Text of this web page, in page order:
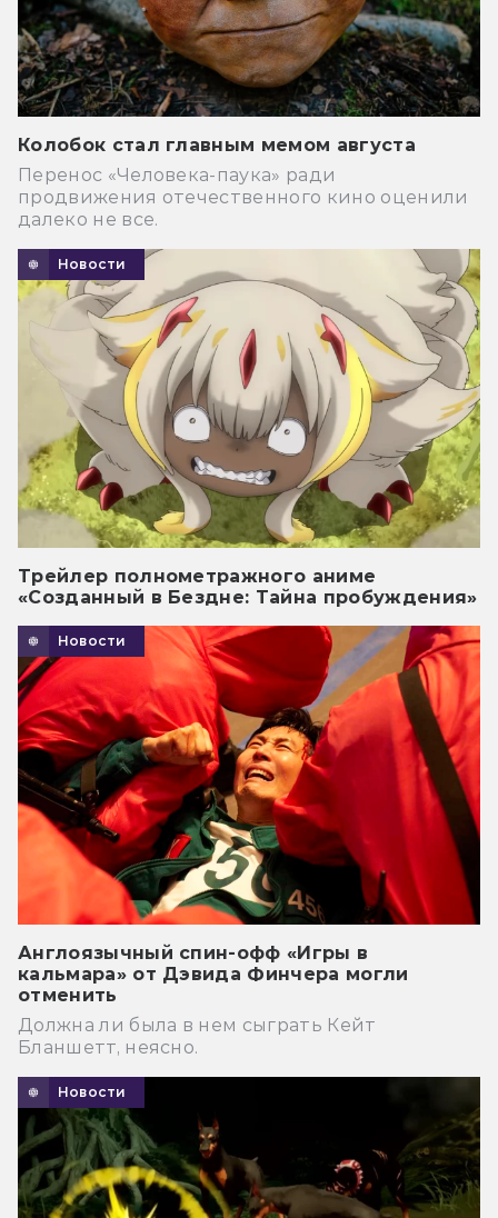
Колобок стал главным мемом августа
Перенос «Человека-паука» ради
продвижения отечественного кино оценили
далеко не все.
Новости
Трейлер полнометражного аниме
«Созданный в Бездне: Тайна пробуждения»
Новости
Англоязычный спин-офф «Игры в
кальмара» от Дэвида Финчера могли
отменить
Должна ли была в нем сыграть Кейт
Бланшетт, неясно.
Новости